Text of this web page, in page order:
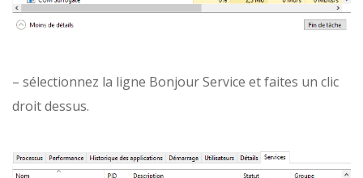
– sélectionnez la ligne Bonjour Service et faites un clic
droit dessus.